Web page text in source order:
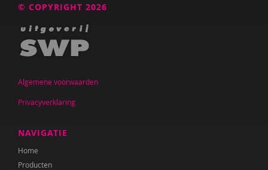
© COPYRIGHT 2026
Algemene voorwaarden
Privacyverklaring
NAVIGATIE
Home
Producten